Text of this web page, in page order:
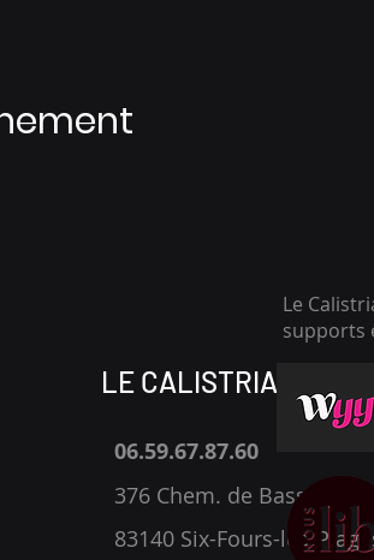
LE CALISTRIA
06.59.67.87.60
376 Chem. de Bassaquet,
83140 Six-Fours-les-
Le
supports